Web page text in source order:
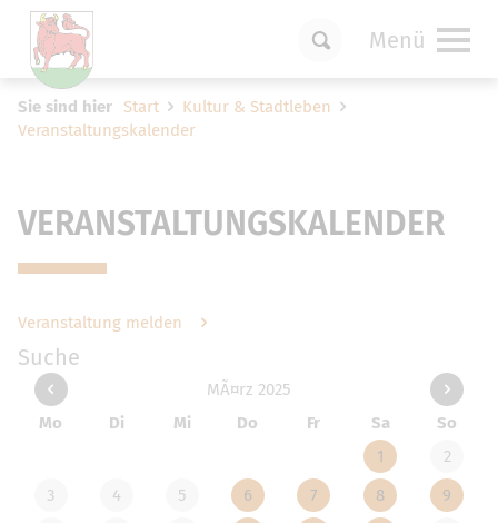
Menü
Sie sind hier Start
Kultur & Stadtleben
Veranstaltungskalender
VERANSTALTUNGSKALENDER
Veranstaltung melden
Suche
MÃ¤rz 2025
Mo
Di Mi Do Fr Sa
So
1
2
3
4 5 6 7 8
9
vornehmen zu können wird die Berechtigung
fürfunktionale Cookies